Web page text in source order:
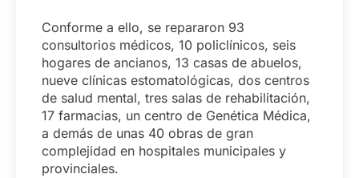
Conforme a ello, se repararon 93
consultorios médicos, 10 policlínicos, seis
hogares de ancianos, 13 casas de abuelos,
nueve clínicas estomatológicas, dos centros
de salud mental, tres salas de rehabilitación,
17 farmacias, un centro de Genética Médica,
a demás de unas 40 obras de gran
complejidad en hospitales municipales y
provinciales.